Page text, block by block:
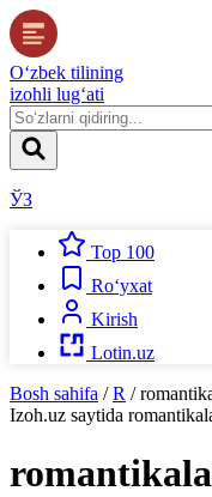
O‘zbek tilining
izohli lug‘ati
ЎЗ
Top 100
Ro‘yxat
Kirish
Lotin.uz
Bosh sahifa / R /
Izoh.uz saytida